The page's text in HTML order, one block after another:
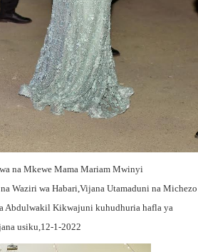
na Mkewe Mama Mariam Mwinyi
Waziri wa Habari,Vijana Utamaduni na Michezo
Abdulwakil Kikwajuni kuhudhuria hafla ya
usiku,12-1-2022